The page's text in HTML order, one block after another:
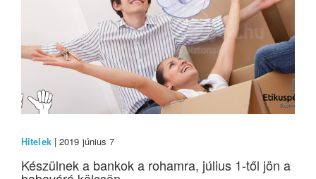
Hitelek| 2019 június 7
Készülnek a bankok a rohamra, július 1-től jön a